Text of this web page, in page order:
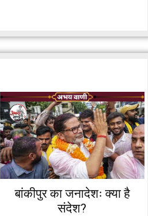
बांकीपुर का जनादेशः क्या है
संदेश?